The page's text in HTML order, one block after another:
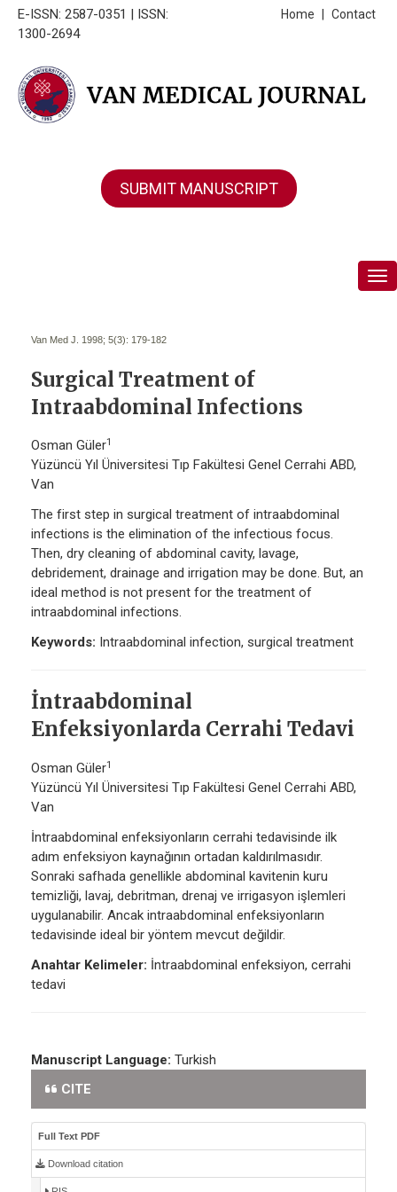
E-ISSN: 2587-0351 | ISSN:
1300-2694
Contact
Home
SUBMIT MANUSCRIPT
Van Med J. 1998; 5(3): 179-182
Surgical Treatment of
Intraabdominal Infections
Osman Güler1
Yüzüncü Yıl Üniversitesi Tıp Fakültesi Genel Cerrahi ABD,
Van
The first step in surgical treatment of intraabdominal
infections is the elimination of the infectious focus.
Then, dry cleaning of abdominal cavity, lavage,
debridement, drainage and irrigation may be done. But, an
ideal method is not present for the treatment of
intraabdominal infections.
Keywords: Intraabdominal infection, surgical treatment
İntraabdominal
Enfeksiyonlarda Cerrahi Tedavi
Osman Güler1
Yüzüncü Yıl Üniversitesi Tıp Fakültesi Genel Cerrahi ABD,
Van
İntraabdominal enfeksiyonların cerrahi tedavisinde ilk
adım enfeksiyon kaynağının ortadan kaldırılmasıdır.
Sonraki safhada genellikle abdominal kavitenin kuru
temizliği, lavaj, debritman, drenaj ve irrigasyon işlemleri
uygulanabilir. Ancak intraabdominal enfeksiyonların
tedavisinde ideal bir yöntem mevcut değildir.
Anahtar Kelimeler: İntraabdominal enfeksiyon, cerrahi
tedavi
Manuscript Language: Turkish
CITE
Full Text PDF
Download citation